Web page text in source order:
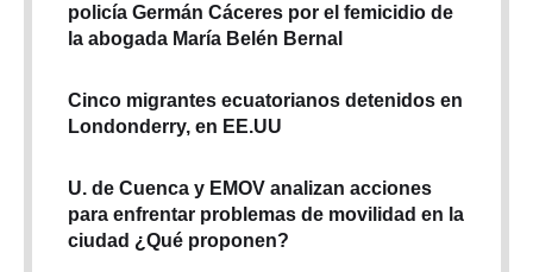
policía Germán Cáceres por el femicidio de
la abogada María Belén Bernal
Cinco migrantes ecuatorianos detenidos en
Londonderry, en EE.UU
U. de Cuenca y EMOV analizan acciones
para enfrentar problemas de movilidad en la
ciudad ¿Qué proponen?